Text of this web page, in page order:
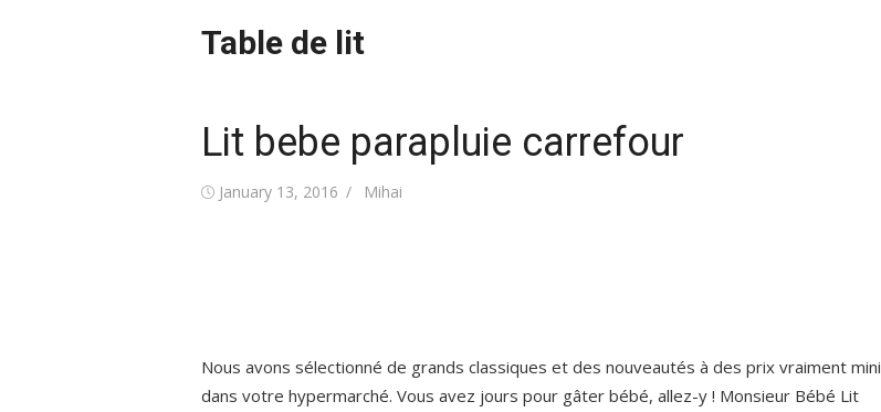
Table de lit
Lit bebe parapluie carrefour
Posted
January 13, 2016 Author
Mihai
Nous avons sélectionné de grands classiques et des nouveautés à des prix vraiment mini
dans votre hypermarché. Vous avez jours pour gâter bébé, allez-y ! Monsieur Bébé Lit